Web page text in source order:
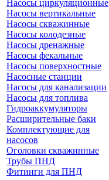
Насосы циркуляционные
Насосы вертикальные
Насосы скважинные
Насосы колодезные
Насосы дренажные
Насосы фекальные
Насосы поверхностные
Насосные станции
Насосы для канализации
Насосы для топлива
Гидроаккумуляторы
Расширительные баки
Комплектующие для
насосов
Оголовки скважинные
Трубы ПНД
Фитинги для ПНД